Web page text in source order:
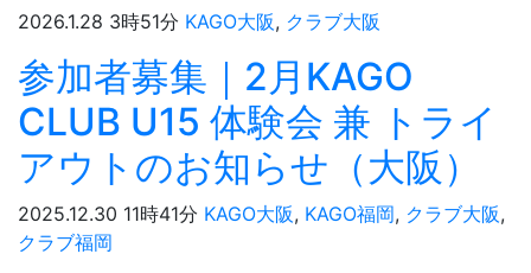
2026.1.28 3時51分 KAGO大阪, クラブ大阪
参加者募集｜2月KAGO
CLUB U15 体験会 兼 トライ
アウトのお知らせ（大阪）
2025.12.30 11時41分 KAGO大阪, KAGO福岡, クラブ大阪,
クラブ福岡